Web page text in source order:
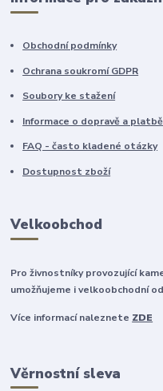
Obchodní podmínky
Ochrana soukromí GDPR
Soubory ke stažení
Informace o dopravě a platbě
FAQ - často kladené otázky
Dostupnost zboží
Velkoobchod
Pro živnostníky provozující
umožňujeme i velkoobchodní
Více informací naleznete ZDE
Věrnostní sleva